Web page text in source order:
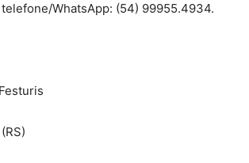
WhatsApp: (54) 99955.4934.